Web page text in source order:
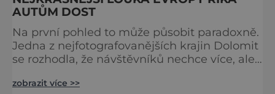
AUTŮM DOST
Na první pohled to může působit paradoxně.
Jedna z nejfotografovanějších krajin Dolomit
se rozhodla, že návštěvníků nechce více, ale
louka v Evropě, zavádí od léta 2026 nová
zobrazit více >>